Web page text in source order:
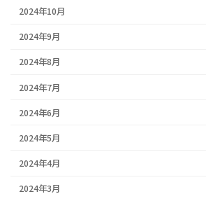
2024年10月
2024年9月
2024年8月
2024年7月
2024年6月
2024年5月
2024年4月
2024年3月